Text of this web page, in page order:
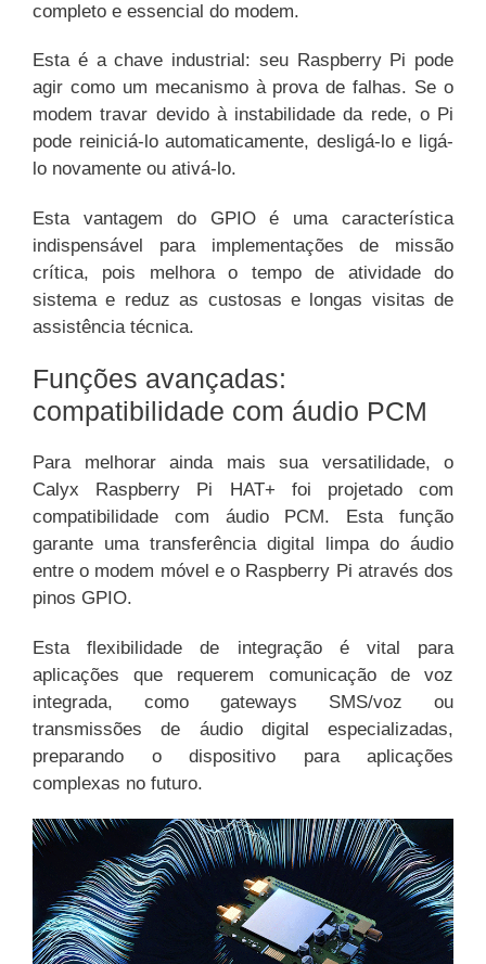
completo e essencial do modem.
Esta é a chave industrial: seu Raspberry Pi pode
agir como um mecanismo à prova de falhas. Se o
modem travar devido à instabilidade da rede, o Pi
pode reiniciá-lo automaticamente, desligá-lo e ligá-
lo novamente ou ativá-lo.
Esta vantagem do GPIO é uma característica
indispensável para implementações de missão
crítica, pois melhora o tempo de atividade do
sistema e reduz as custosas e longas visitas de
assistência técnica.
Funções avançadas:
compatibilidade com áudio PCM
Para melhorar ainda mais sua versatilidade, o
Calyx Raspberry Pi HAT+ foi projetado com
compatibilidade com áudio PCM. Esta função
garante uma transferência digital limpa do áudio
entre o modem móvel e o Raspberry Pi através dos
pinos GPIO.
Esta flexibilidade de integração é vital para
aplicações que requerem comunicação de voz
integrada, como gateways SMS/voz ou
transmissões de áudio digital especializadas,
preparando o dispositivo para aplicações
complexas no futuro.